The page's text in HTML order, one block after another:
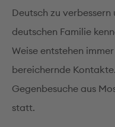
Deutsch zu
deutschen Familie
Weise entstehen
bereichernde
Gegenbesuche aus
statt.